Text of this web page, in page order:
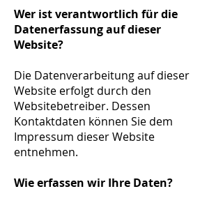
Wer ist verantwortlich für die
Datenerfassung auf dieser
Website?
Die Datenverarbeitung auf dieser
Website erfolgt durch den
Websitebetreiber. Dessen
Kontaktdaten können Sie dem
Impressum dieser Website
entnehmen.
Wie erfassen wir Ihre Daten?